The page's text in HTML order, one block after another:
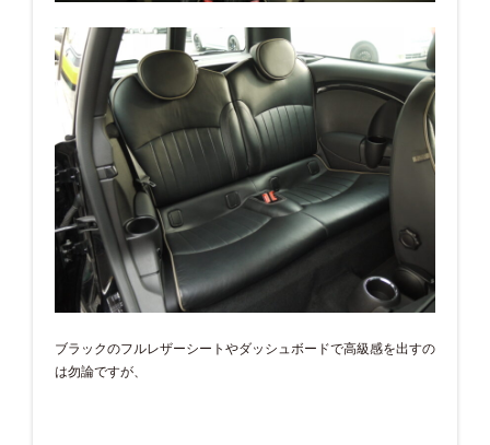
ブラックのフルレザーシートやダッシュボードで高級感を出すの
は勿論ですが、